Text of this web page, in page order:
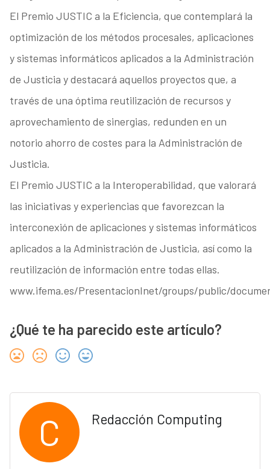
El Premio JUSTIC a la Eficiencia, que contemplará la
optimización de los métodos procesales, aplicaciones
y sistemas informáticos aplicados a la Administración
de Justicia y destacará aquellos proyectos que, a
través de una óptima reutilización de recursos y
aprovechamiento de sinergias, redunden en un
notorio ahorro de costes para la Administración de
Justicia.
El Premio JUSTIC a la Interoperabilidad, que valorará
las iniciativas y experiencias que favorezcan la
interconexión de aplicaciones y sistemas informáticos
aplicados a la Administración de Justicia, así como la
reutilización de información entre todas ellas.
www.ifema.es/PresentacionInet/groups/public/
¿Qué te ha parecido este artículo?
C Redacción Computing